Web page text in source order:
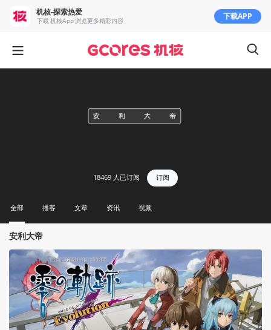
18469 人已订阅 订阅
全部 播客 文章 资讯 视频
安利大帝
机核-探索热爱
下载 机核App 浏览更多精彩内容 下载APP